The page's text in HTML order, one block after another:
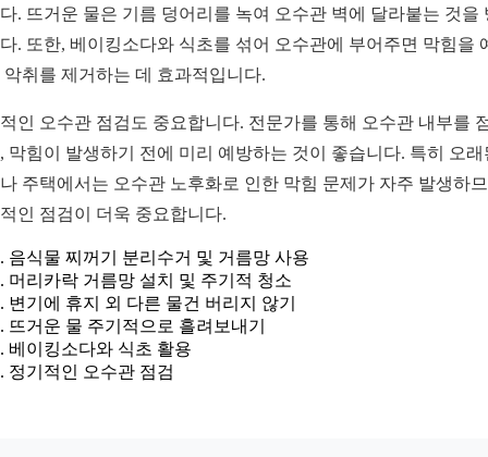
. 뜨거운 물은 기름 덩어리를 녹여 오수관 벽에 달라붙는 것을
. 또한, 베이킹소다와 식초를 섞어 오수관에 부어주면 막힘을
악취를 제거하는 데 효과적입니다.
인 오수관 점검도 중요합니다. 전문가를 통해 오수관 내부를
막힘이 발생하기 전에 미리 예방하는 것이 좋습니다. 특히 오래
주택에서는 오수관 노후화로 인한 막힘 문제가 자주 발생하
인 점검이 더욱 중요합니다.
음식물 찌꺼기 분리수거 및 거름망 사용
머리카락 거름망 설치 및 주기적 청소
변기에 휴지 외 다른 물건 버리지 않기
뜨거운 물 주기적으로 흘려보내기
베이킹소다와 식초 활용
정기적인 오수관 점검